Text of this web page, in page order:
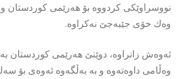
نووسراوێكی كردووە بۆ هەرێمی كوردستان و
وەك خۆی جێبەجێ نەكراوە.
ئەوەش زانراوە، دوێنێ هەرێمی كوردستان
وەڵامی داوەتەوە و بە بەڵگەوە ئەوەی بۆ